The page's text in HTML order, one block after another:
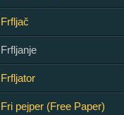
Frfljač
Frfljanje
Frfljator
Fri pejper (Free Paper)